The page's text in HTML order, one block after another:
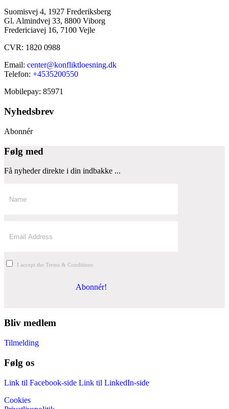
Suomisvej 4, 1927 Frederiksberg
Gl. Almindvej 33, 8800 Viborg
Fredericiavej 16, 7100 Vejle
CVR: 1820 0988
Email: center@konfliktloesning.dk
Telefon: +4535200550
Mobilepay: 85971
Nyhedsbrev
Abonnér
Følg med
Få nyheder direkte i din indbakke ...
I accept the Terms & Conditions
Abonnér!
Bliv medlem
Tilmelding
Følg os
Link til Facebook-side Link til LinkedIn-side
Cookies